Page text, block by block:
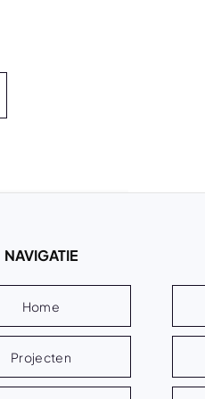
NAVIGATIE
Home
Projecten